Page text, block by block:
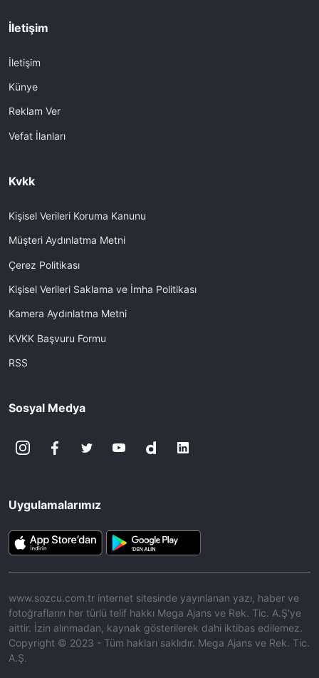
İletişim
İletişim
Künye
Reklam Ver
Vefat İlanları
Kvkk
Kişisel Verileri Koruma Kanunu
Müşteri Aydınlatma Metni
Çerez Politikası
Kişisel Verileri Saklama ve İmha Politikası
Kamera Aydınlatma Metni
KVKK Başvuru Formu
RSS
Sosyal Medya
Uygulamalarımız
www.sozcu.com.tr internet sitesinde yayınlanan yazı, haber ve
fotoğrafların her türlü telif hakkı Mega Ajans ve Rek. Tic. A.Ş'ye
aittir. İzin alınmadan, kaynak gösterilerek dahi iktibas edilemez.
Copyright © 2023 - Tüm hakları saklıdır. Mega Ajans ve Rek. Tic.
A.Ş.